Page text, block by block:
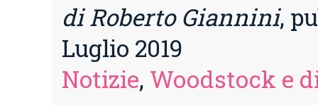
di Roberto Giannini,
Luglio 2019
Notizie, Woodstock e